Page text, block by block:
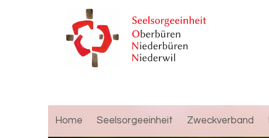
Home Seelsorgeeinheit Zweckverband